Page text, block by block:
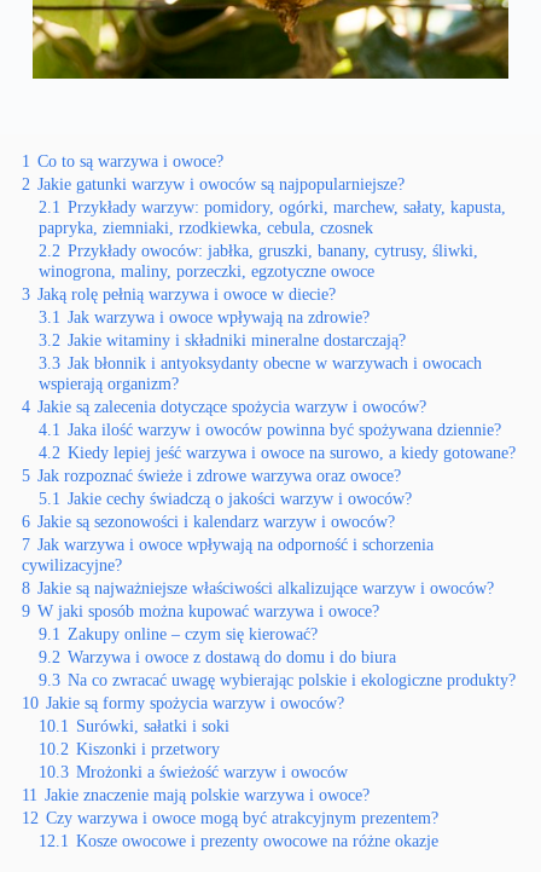
1 Co to są warzywa i owoce?
2 Jakie gatunki warzyw i owoców są najpopularniejsze?
2.1 Przykłady warzyw: pomidory, ogórki, marchew, sałaty, kapusta,
papryka, ziemniaki, rzodkiewka, cebula, czosnek
2.2 Przykłady owoców: jabłka, gruszki, banany, cytrusy, śliwki,
winogrona, maliny, porzeczki, egzotyczne owoce
3 Jaką rolę pełnią warzywa i owoce w diecie?
3.1 Jak warzywa i owoce wpływają na zdrowie?
3.2 Jakie witaminy i składniki mineralne dostarczają?
3.3 Jak błonnik i antyoksydanty obecne w warzywach i owocach
wspierają organizm?
4 Jakie są zalecenia dotyczące spożycia warzyw i owoców?
4.1 Jaka ilość warzyw i owoców powinna być spożywana dziennie?
4.2 Kiedy lepiej jeść warzywa i owoce na surowo, a kiedy gotowane?
5 Jak rozpoznać świeże i zdrowe warzywa oraz owoce?
5.1 Jakie cechy świadczą o jakości warzyw i owoców?
6 Jakie są sezonowości i kalendarz warzyw i owoców?
7 Jak warzywa i owoce wpływają na odporność i schorzenia
cywilizacyjne?
8 Jakie są najważniejsze właściwości alkalizujące warzyw i owoców?
9 W jaki sposób można kupować warzywa i owoce?
9.1 Zakupy online – czym się kierować?
9.2 Warzywa i owoce z dostawą do domu i do biura
9.3 Na co zwracać uwagę wybierając polskie i ekologiczne produkty?
10 Jakie są formy spożycia warzyw i owoców?
10.1 Surówki, sałatki i soki
10.2 Kiszonki i przetwory
10.3 Mrożonki a świeżość warzyw i owoców
11 Jakie znaczenie mają polskie warzywa i owoce?
12 Czy warzywa i owoce mogą być atrakcyjnym prezentem?
12.1 Kosze owocowe i prezenty owocowe na różne okazje